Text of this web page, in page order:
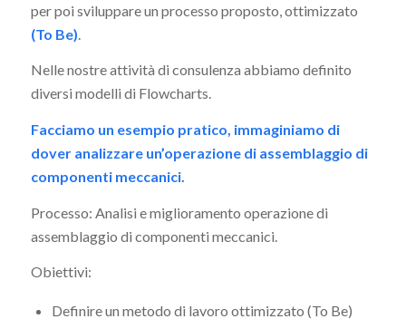
per poi sviluppare un processo proposto, ottimizzato
(To Be)
Nelle nostre attività di consulenza abbiamo definito
diversi modelli di Flowcharts.
Facciamo un esempio pratico, immaginiamo di
dover analizzare un’operazione di assemblaggio di
componenti meccanici.
Processo: Analisi e miglioramento operazione di
assemblaggio di componenti meccanici.
Obiettivi:
Definire un metodo di lavoro ottimizzato (To Be)